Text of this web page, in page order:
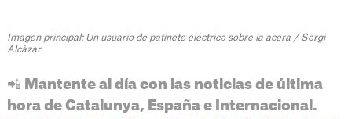
Imagen principal: Un usuario de patinete eléctrico sobre la acera / Sergi
Alcàzar
📲 Mantente al día con las noticias de última
hora de Catalunya, España e Internacional.